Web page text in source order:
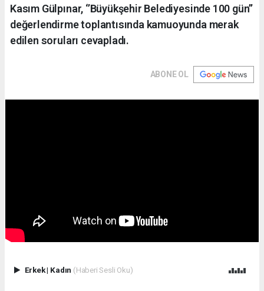
Kasım Gülpınar, ‘’Büyükşehir Belediyesinde 100 gün’’
değerlendirme toplantısında kamuoyunda merak
edilen soruları cevapladı.
ABONE OL
Erkek| Kadın (Haberi Sesli Oku)